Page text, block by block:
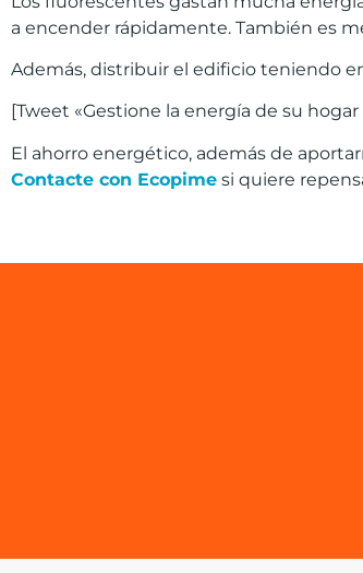
a encender rápidamente. También es
Además, distribuir el edificio teniendo
[Tweet «Gestione la energía de su
El ahorro energético, además de
Contacte con Ecopime si quiere